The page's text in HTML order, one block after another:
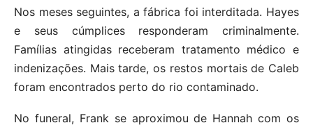
Nos meses seguintes, a fábrica foi interditada. Hayes
e seus cúmplices responderam criminalmente.
Famílias atingidas receberam tratamento médico e
indenizações. Mais tarde, os restos mortais de Caleb
foram encontrados perto do rio contaminado.
No funeral, Frank se aproximou de Hannah com os